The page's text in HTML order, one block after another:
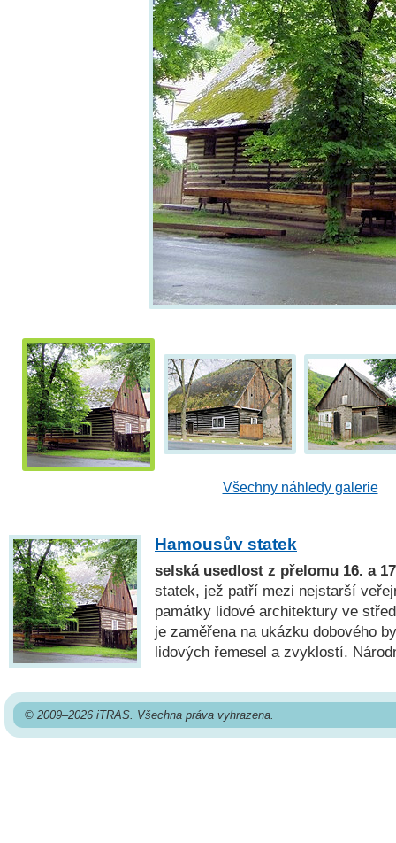
Všechny náhledy galerie
Hamousův statek
selská usedlost z přelomu 16. a
statek, jež patří mezi nejstarší
památky lidové architektury ve
je zaměřena na ukázku dobového
lidových řemesel a zvyklostí.
© 2009–2026 iTRAS. Všechna práva vyhrazena.